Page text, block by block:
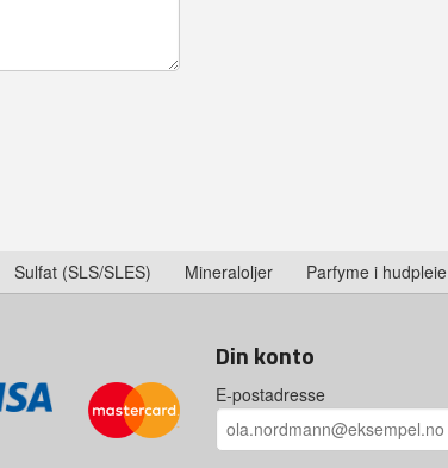
Sulfat (SLS/SLES) Mineraloljer Parfyme i hudpleie
Din konto
E-postadresse